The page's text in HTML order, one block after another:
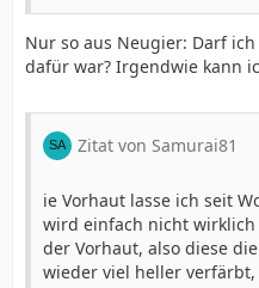
Nur so aus Neugier: Darf
dafür war? Irgendwie kann
Zitat von Samurai81
ie Vorhaut lasse ich seit
wird einfach nicht
der Vorhaut, also diese
wieder viel heller